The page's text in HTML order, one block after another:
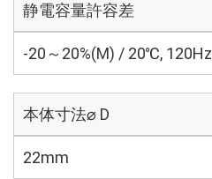
静電容量許容差
-20～20%(M) / 20℃, 120Hz
本体寸法⌀ D
22mm